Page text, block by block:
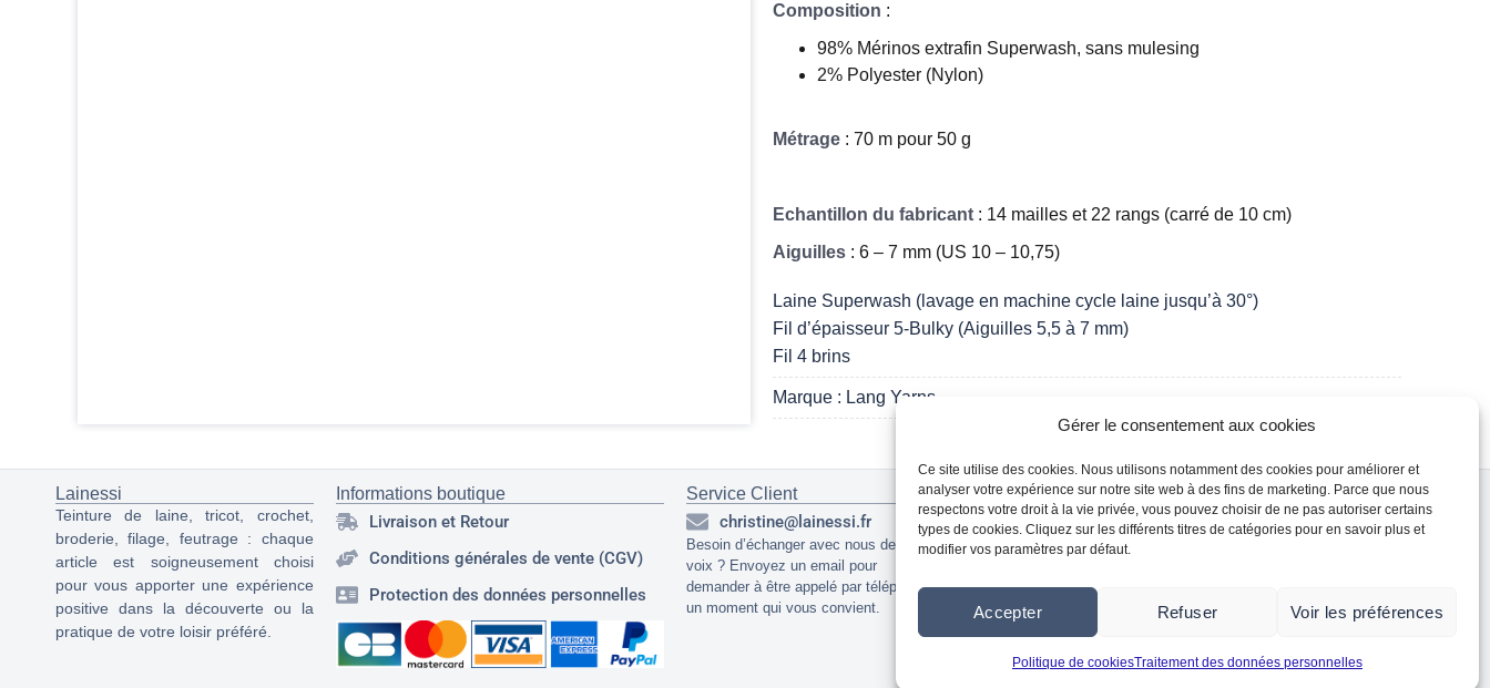
Gérer le consentement aux cookies
Ce site utilise des cookies. Nous utilisons notamment des cookies pour améliorer et
analyser votre expérience sur notre site web à des fins de marketing. Parce que nous
respectons votre droit à la vie privée, vous pouvez choisir de ne pas autoriser certains
types de cookies. Cliquez sur les différents titres de catégories pour en savoir plus et
modifier vos paramètres par défaut.
Accepter Refuser Voir les préférences
Politique de cookiesTraitement des données personnelles
Composition :
98% Mérinos extrafin Superwash, sans mulesing
2% Polyester (Nylon)
Métrage : 70 m pour 50 g
Echantillon du fabricant : 14 mailles et 22 rangs (carré de 10 cm)
Aiguilles : 6 – 7 mm (US 10 – 10,75)
Laine Superwash (lavage en machine cycle laine jusqu’à 30°)
Fil d’épaisseur 5-Bulky (Aiguilles 5,5 à 7 mm)
Fil 4 brins
Marque : Lang Yarns
Lainessi
Teinture de laine, tricot, crochet,
broderie, filage, feutrage : chaque
article est soigneusement choisi
pour vous apporter une expérience
positive dans la découverte ou la
pratique de votre loisir préféré.
Informations boutique
Livraison et Retour
Conditions générales de vente (CGV)
Protection des données personnelles
Service Client
christine@lainessi.fr
Besoin d’échanger avec nous de vive
voix ? Envoyez un email pour
demander à être appelé par téléphone à
un moment qui vous convient.
Réseaux sociaux
Instagram
Facebook
Vous voulez nous suivre ?